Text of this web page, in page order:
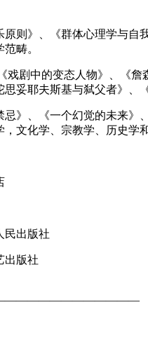
则》、《群体心理学与自
畴。
戏剧中的变态人物》、《詹
妥耶夫斯基与弑父者》、
》、《一个幻觉的未来
文化学、宗教学、历史学
民出版社
出版社